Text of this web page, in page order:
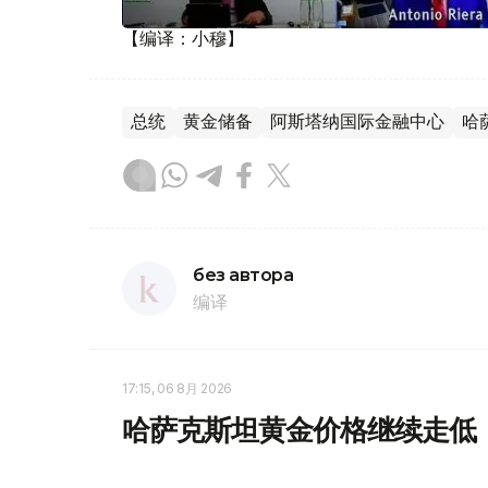
【编译：小穆】
总统 黄金储备 阿斯塔纳国际金融中心 哈
без автора
编译
17:15, 06 8月 2026
哈萨克斯坦黄金价格继续走低